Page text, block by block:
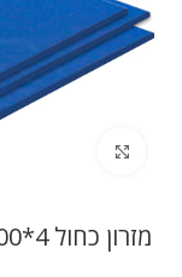
מזרון כחול 4*200*100 (בד שמשונית)